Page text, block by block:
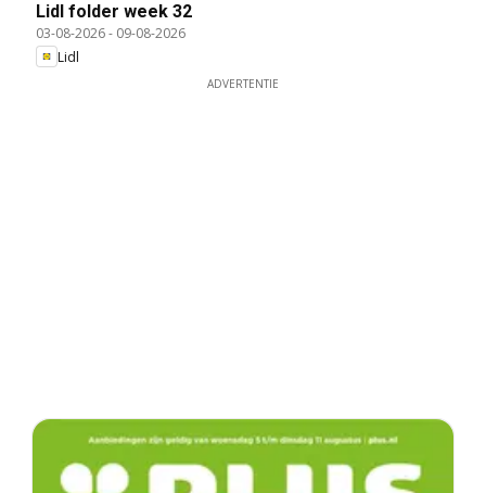
Lidl folder week 32
03-08-2026- 09-08-2026
Lidl
ADVERTENTIE